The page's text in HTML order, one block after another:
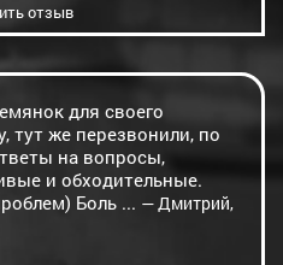
отзыв
для своего
тут же перезвонили, по
на вопросы,
и обходительные.
Боль ... — Дмитрий,